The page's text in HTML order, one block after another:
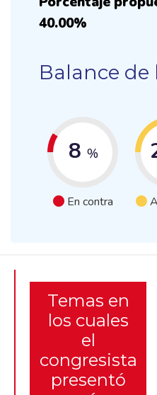
40.00%
Balance de
8 %
En contra
Temas en
los cuales
el
congresista
presentó